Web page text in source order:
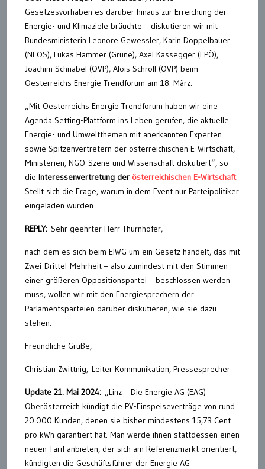
Gesetzesvorhaben es darüber hinaus zur Erreichung der
Energie- und Klimaziele bräuchte – diskutieren wir mit
Bundesministerin Leonore Gewessler, Karin Doppelbauer
(NEOS), Lukas Hammer (Grüne), Axel Kassegger (FPÖ),
Joachim Schnabel (ÖVP), Alois Schroll (ÖVP) beim
Oesterreichs Energie Trendforum am 18. März.
„Mit Oesterreichs Energie Trendforum haben wir eine
Agenda Setting-Plattform ins Leben gerufen, die aktuelle
Energie- und Umweltthemen mit anerkannten Experten
sowie Spitzenvertretern der österreichischen E-Wirtschaft,
Ministerien, NGO-Szene und Wissenschaft diskutiert“, so
die Interessenvertretung der österreichischen E-Wirtschaft.
Stellt sich die Frage, warum in dem Event nur Parteipolitiker
eingeladen wurden.
REPLY: Sehr geehrter Herr Thurnhofer,
nach dem es sich beim ElWG um ein Gesetz handelt, das mit
Zwei-Drittel-Mehrheit – also zumindest mit den Stimmen
einer größeren Oppositionspartei – beschlossen werden
muss, wollen wir mit den Energiesprechern der
Parlamentsparteien darüber diskutieren, wie sie dazu
stehen.
Freundliche Grüße,
Christian Zwittnig, Leiter Kommunikation, Pressesprecher
Update 21. Mai 2024: „Linz – Die Energie AG (EAG)
Oberösterreich kündigt die PV-Einspeiseverträge von rund
20.000 Kunden, denen sie bisher mindestens 15,73 Cent
pro kWh garantiert hat. Man werde ihnen stattdessen einen
neuen Tarif anbieten, der sich am Referenzmarkt orientiert,
kündigten die Geschäftsführer der Energie AG